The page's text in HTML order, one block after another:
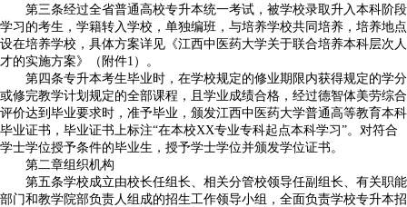
第三条经过全省普通高校专升本统一考试，被学校录取升入本科阶段
学习的考生，学籍转入学校，单独编班，与培养学校共同培养，培养地点
设在培养学校，具体方案详见《江西中医药大学关于联合培养本科层次人
才的实施方案》（附件1）。
第四条专升本考生毕业时，在学校规定的修业期限内获得规定的学分
或修完教学计划规定的全部课程，且学业成绩合格，经过德智体美劳综合
评价达到毕业要求时，准予毕业，颁发江西中医药大学普通高等教育本科
毕业证书，毕业证书上标注“在本校XX专业专科起点本科学习”。对符合
学士学位授予条件的毕业生，授予学士学位并颁发学位证书。
第二章组织机构
第五条学校成立由校长任组长、相关分管校领导任副组长、有关职能
部门和教学院部负责人组成的招生工作领导小组，全面负责学校专升本招